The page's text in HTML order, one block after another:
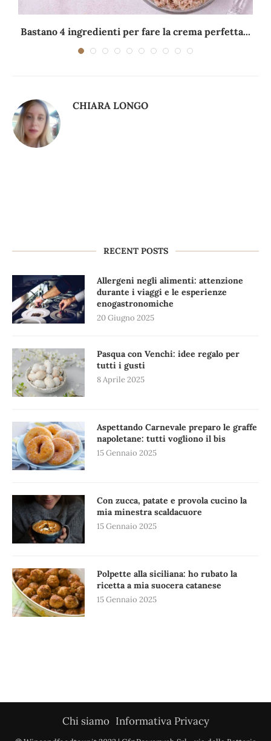
Bastano 4 ingredienti per fare la crema perfetta...
CHIARA LONGO
RECENT POSTS
Allergeni negli alimenti: attenzione
durante i viaggi e le esperienze
enogastronomiche
20 Giugno 2025
Pasqua con Venchi: idee regalo per
tutti i gusti
8 Aprile 2025
Aspettando Carnevale preparo le graffe
napoletane: tutti vogliono il bis
15 Gennaio 2025
Con zucca, patate e provola cucino la
mia minestra scaldacuore
15 Gennaio 2025
Polpette alla siciliana: ho rubato la
ricetta a mia suocera catanese
15 Gennaio 2025
Chi siamo Informativa Privacy